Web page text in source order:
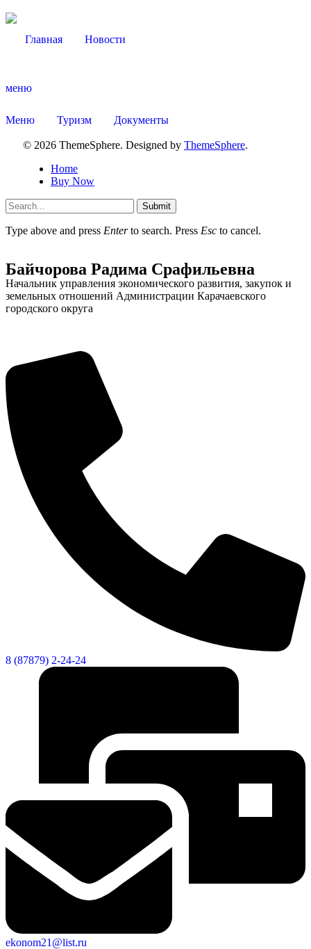
Главная Новости
меню
Меню Туризм Документы
© 2026 ThemeSphere. Designed by ThemeSphere.
Home
Buy Now
Submit
Type above and press Enterto search. Press Esc to cancel.
Байчорова Радима Срафильевна
Начальник управления экономического развития, закупок и
земельных отношений Администрации Карачаевского
городского округа
8 (87879) 2-24-24
ekonom21@list.ru